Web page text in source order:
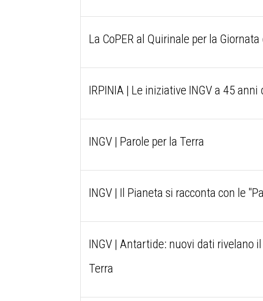
La CoPER al Quirinale per la
IRPINIA | Le iniziative INGV a 45
INGV | Parole per la Terra
INGV | Il Pianeta si racconta con le
INGV | Antartide: nuovi dati rivelano
Terra